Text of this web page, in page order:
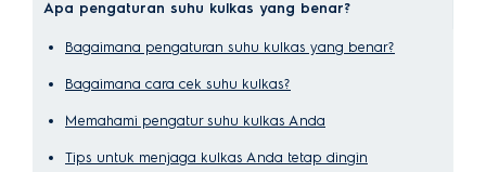
Apa pengaturan suhu kulkas yang benar?
Bagaimana pengaturan suhu kulkas yang benar?
Bagaimana cara cek suhu kulkas?
Memahami pengatur suhu kulkas Anda
Tips untuk menjaga kulkas Anda tetap dingin